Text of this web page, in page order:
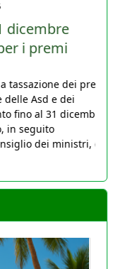
i premi
dei premi
Asd e dei
al 31 dicembre
dei ministri, del